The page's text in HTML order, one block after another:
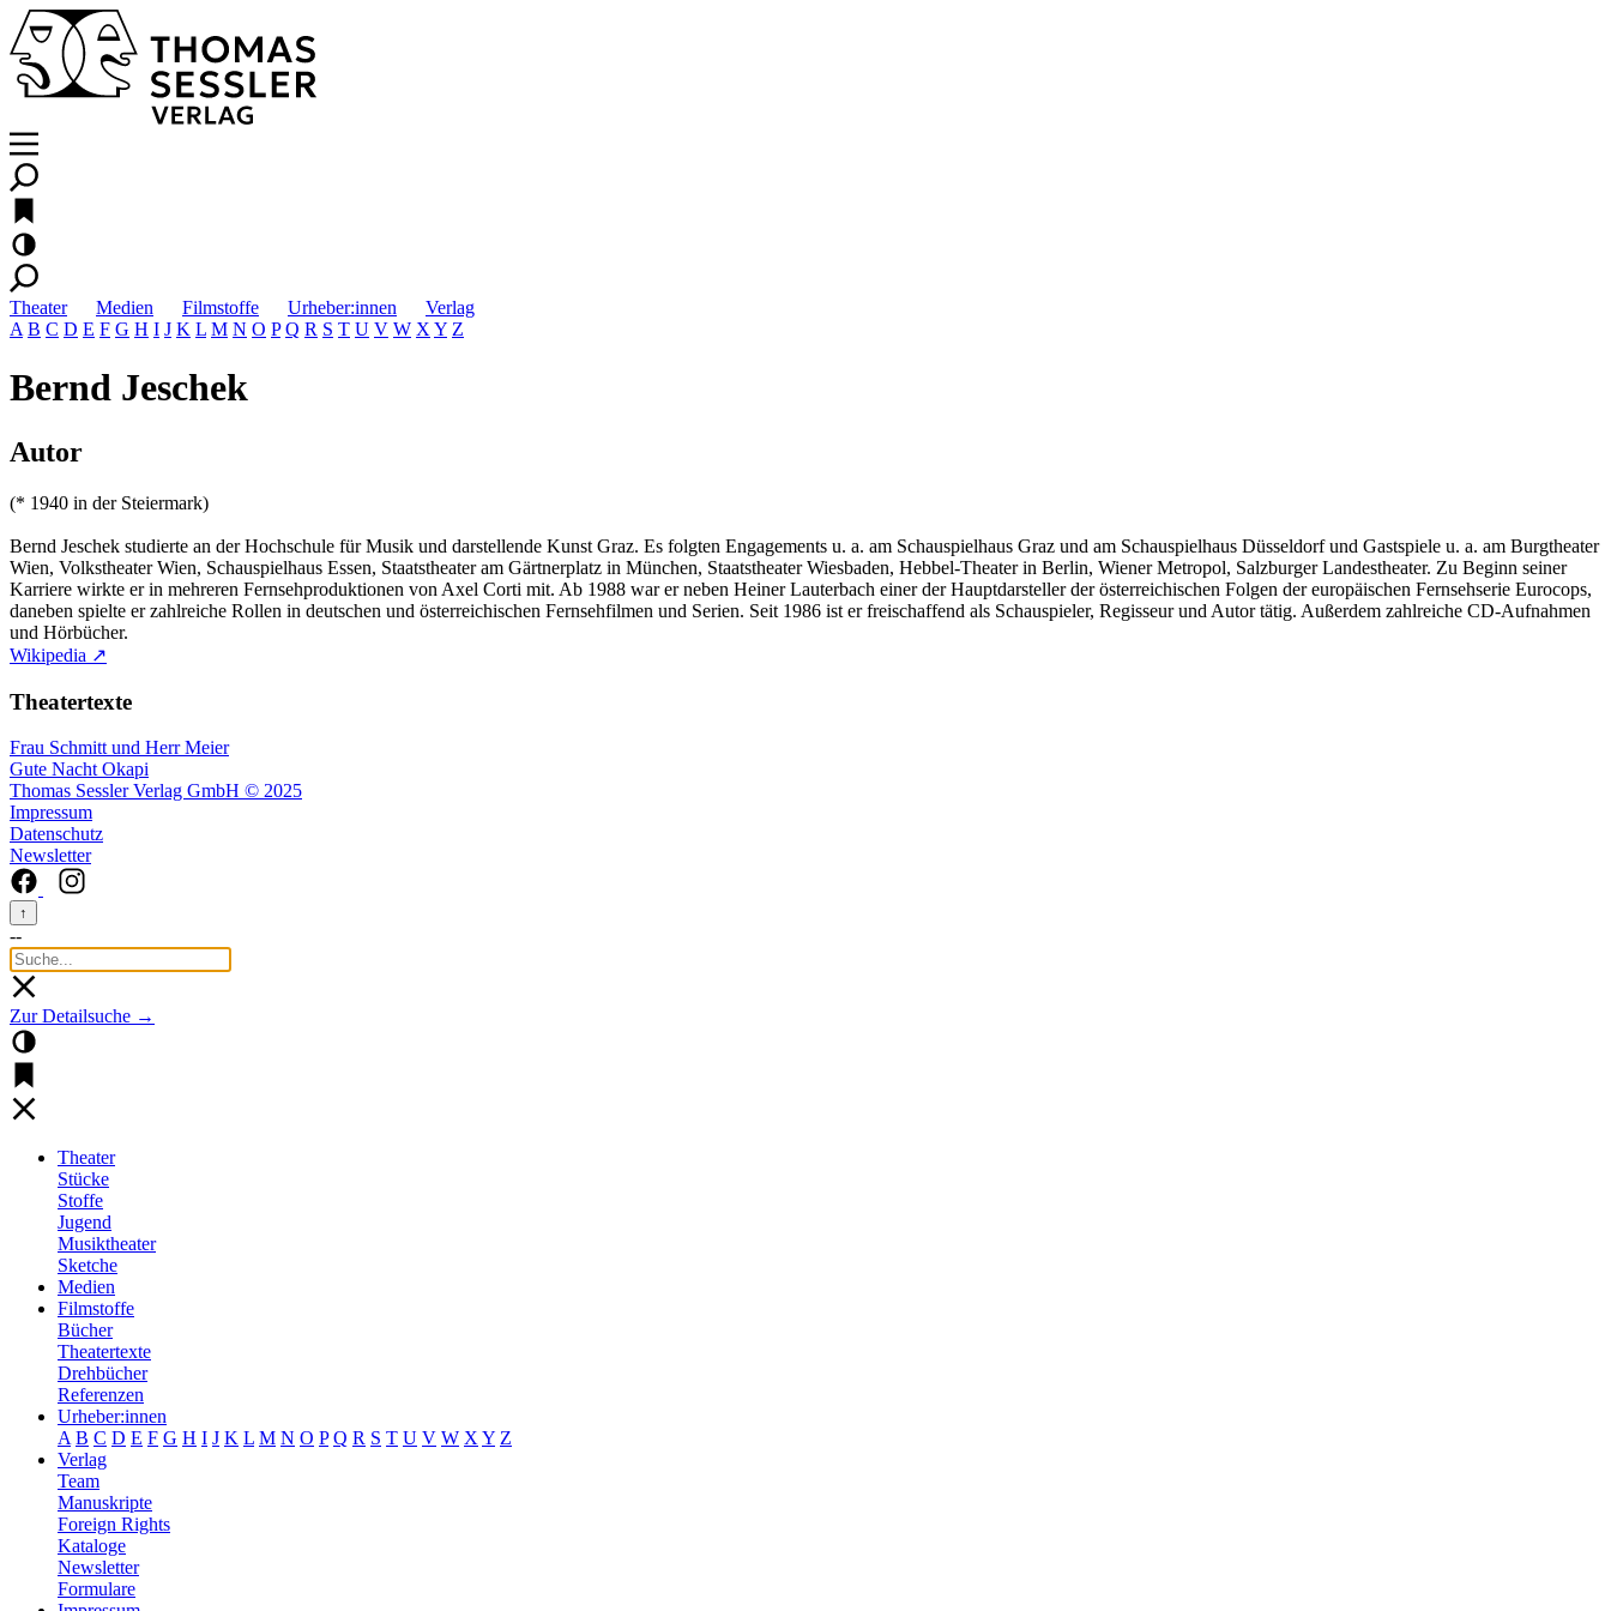
Theater Medien Filmstoffe Urheber:innen
Verlag
A B C D E F G H I J K L M N O P Q R S T U V W X Y Z
Bernd Jeschek
Autor
(* 1940 in der Steiermark)
Bernd Jeschek studierte an der Hochschule für Musik und darstellende Kunst Graz. Es folgten Engagements u. a. am Schauspielhaus Graz und am Schauspielhaus Düsseldorf und Gastspiele u. a. am Burgtheater
Wien, Volkstheater Wien, Schauspielhaus Essen, Staatstheater am Gärtnerplatz in München, Staatstheater Wiesbaden, Hebbel-Theater in Berlin, Wiener Metropol, Salzburger Landestheater. Zu Beginn seiner
Karriere wirkte er in mehreren Fernsehproduktionen von Axel Corti mit. Ab 1988 war er neben Heiner Lauterbach einer der Hauptdarsteller der österreichischen Folgen der europäischen Fernsehserie Eurocops,
daneben spielte er zahlreiche Rollen in deutschen und österreichischen Fernsehfilmen und Serien. Seit 1986 ist er freischaffend als Schauspieler, Regisseur und Autor tätig. Außerdem zahlreiche CD-Aufnahmen
und Hörbücher.
Wikipedia ↗
Theatertexte
Frau Schmitt und Herr Meier
Gute Nacht Okapi
Thomas Sessler Verlag GmbH © 2025
Impressum
Datenschutz
Newsletter
↑
--
Zur Detailsuche →
Theater
Stücke
Stoffe
Jugend
Musiktheater
Sketche
Medien
Filmstoffe
Bücher
Theatertexte
Drehbücher
Referenzen
Urheber:innen
A B C D E F G H I J K L M N O P Q R S T U V W X Y Z
Verlag
Team
Manuskripte
Foreign Rights
Kataloge
Newsletter
Formulare